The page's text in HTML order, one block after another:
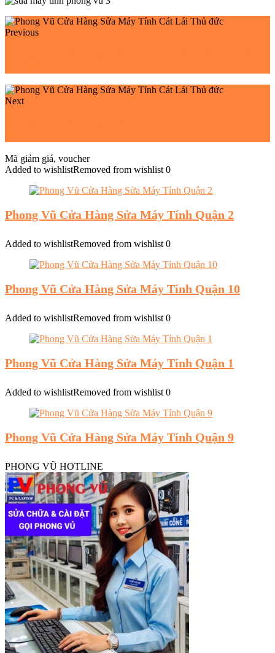
Previous
Next
Mã giảm giá, voucher
Added to wishlistRemoved from wishlist 0
Phong Vũ Cửa Hàng Sửa Máy Tính Quận 2
Added to wishlistRemoved from wishlist 0
Phong Vũ Cửa Hàng Sửa Máy Tính Quận 10
Added to wishlistRemoved from wishlist 0
Phong Vũ Cửa Hàng Sửa Máy Tính Quận 1
Added to wishlistRemoved from wishlist 0
Phong Vũ Cửa Hàng Sửa Máy Tính Quận 9
PHONG VŨ HOTLINE